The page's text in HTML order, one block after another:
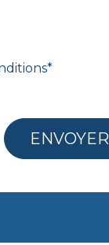
*
ENVOYER